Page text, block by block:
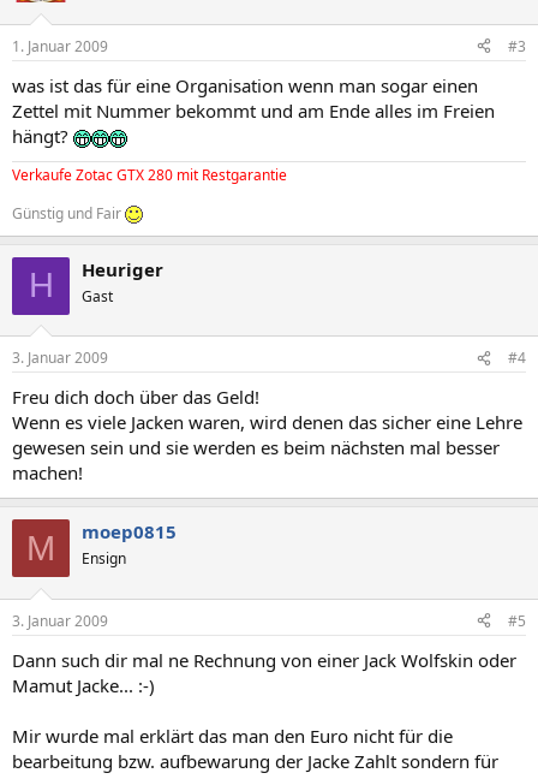
1. Januar 2009 #3
was ist das für eine Organisation wenn man sogar einen
Zettel mit Nummer bekommt und am Ende alles im Freien
hängt?
Verkaufe Zotac GTX 280 mit Restgarantie
Günstig und Fair
H Heuriger
Gast
3. Januar 2009 #4
Freu dich doch über das Geld!
Wenn es viele Jacken waren, wird denen das sicher eine Lehre
gewesen sein und sie werden es beim nächsten mal besser
machen!
M moep0815
Ensign
3. Januar 2009 #5
Dann such dir mal ne Rechnung von einer Jack Wolfskin oder
Mamut Jacke... :-)
Mir wurde mal erklärt das man den Euro nicht für die
bearbeitung bzw. aufbewarung der Jacke Zahlt sondern für